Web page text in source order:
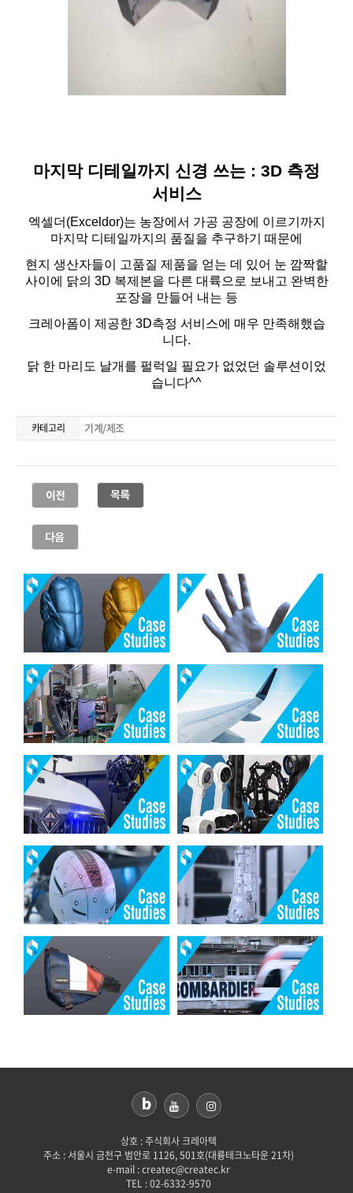
카테고리 기계/제조
상호 : 주식회사 크레아텍
주소 : 서울시 금천구 범안로 1126, 501호(대륭테크노타운 21차)
e-mail : createc@createc.kr
TEL : 02-6332-9570